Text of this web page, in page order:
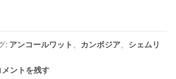
: アンコールワット カンボジア シェムリ
メントを残す